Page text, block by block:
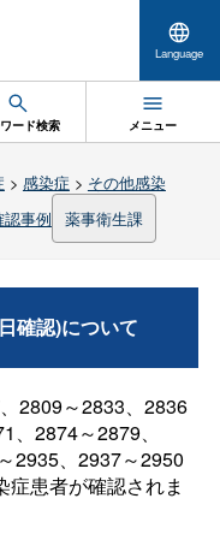
Language
ード検索 メニュー
> 感染症 > その他感染
事例 薬事衛生課
確認)について
2809～2833、2836
2874～2879、
2935、2937～2950
患者が確認されま